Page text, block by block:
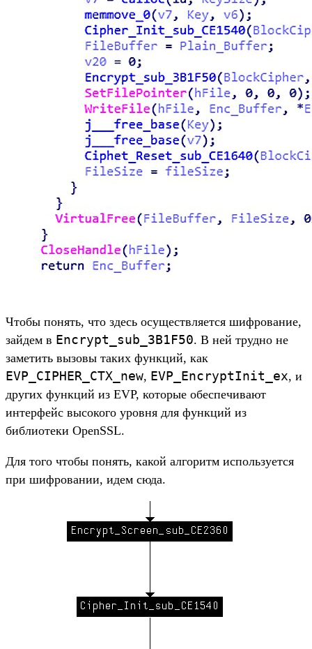
Чтобы понять, что здесь осуществляется шифрование,
зайдем в Encrypt_sub_3B1F50. В ней трудно не
заметить вызовы таких функций, как
EVP_CIPHER_CTX_new, EVP_EncryptInit_ex, и
других функций из EVP, которые обеспечивают
интерфейс высокого уровня для функций из
библиотеки OpenSSL.
Для того чтобы понять, какой алгоритм используется
при шифровании, идем сюда.